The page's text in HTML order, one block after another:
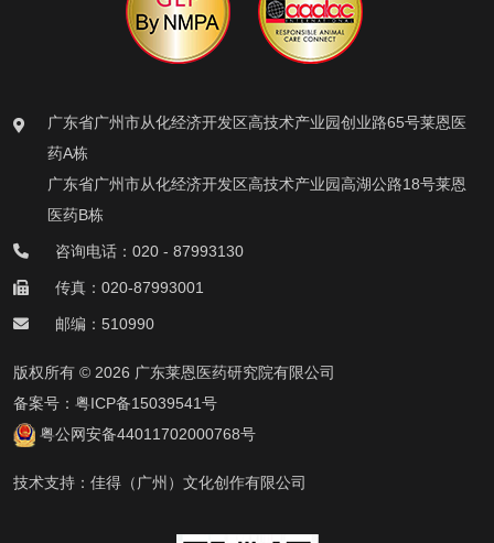
广东省广州市从化经济开发区高技术产业园创业路65号莱恩医
药A栋
广东省广州市从化经济开发区高技术产业园高湖公路18号莱恩
医药B栋
咨询电话：020 - 87993130
传真：020-87993001
邮编：510990
版权所有 © 2026 广东莱恩医药研究院有限公司
备案号： 粤ICP备15039541号
粤公网安备44011702000768号
技术支持： 佳得（广州）文化创作有限公司